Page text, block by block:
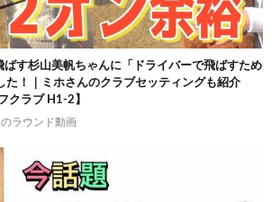
ばす杉山美帆ちゃんに「ドライバーで飛ばすため
た！｜ミホさんのクラブセッティングも紹介
クラブ H1-2】
ラウンド動画